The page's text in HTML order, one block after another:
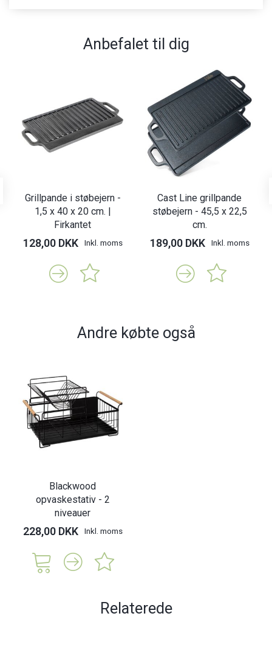
Anbefalet til dig
Grillpande i støbejern -
1,5 x 40 x 20 cm. |
Firkantet
128,00 DKK Inkl. moms
Cast Line grillpande
støbejern - 45,5 x 22,5
cm.
189,00 DKK Inkl. moms
Andre købte også
Blackwood
opvaskestativ - 2
niveauer
228,00 DKK Inkl. moms
Relaterede